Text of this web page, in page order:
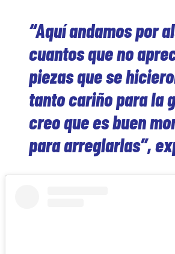
“Aquí andamos por
cuantos que no
piezas que se
tanto cariño para la
creo que es buen
para arreglarlas”,